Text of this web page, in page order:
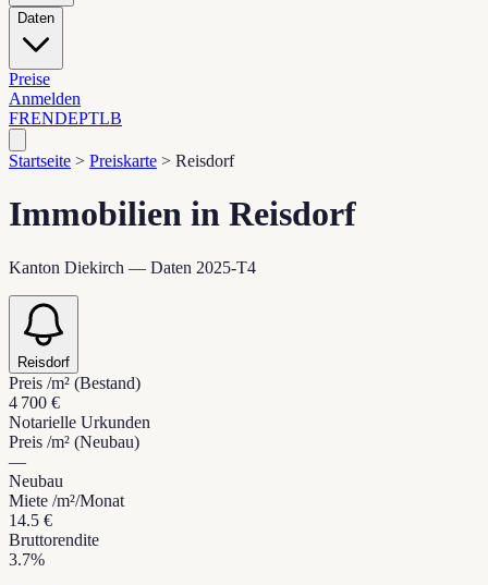
Daten
Preise
Anmelden
FRENDEPTLB
Startseite > Preiskarte > Reisdorf
Immobilien in Reisdorf
Kanton Diekirch — Daten 2025-T4
Reisdorf
Preis /m² (Bestand)
4 700 €
Notarielle Urkunden
Preis /m² (Neubau)
—
Neubau
Miete /m²/Monat
14.5 €
Bruttorendite
3.7%